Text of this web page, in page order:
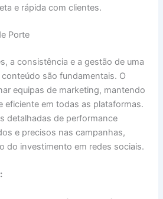
e rápida com clientes.
Porte
a consistência e a gestão de uma
são fundamentais. O
equipas de marketing, mantendo
eficiente em todas as plataformas.
detalhadas de performance
e precisos nas campanhas,
do investimento em redes sociais.